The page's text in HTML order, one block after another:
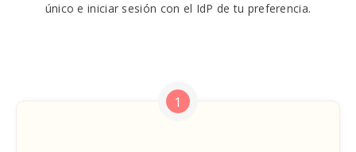
único e iniciar sesión con el IdP de tu preferencia.
1